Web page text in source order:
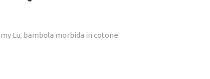
Lu, bambola morbida in cotone